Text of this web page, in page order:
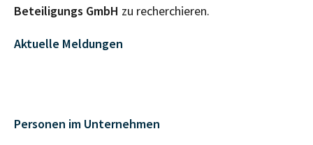
Beteiligungs GmbH zu recherchieren.
Aktuelle Meldungen
Personen im Unternehmen